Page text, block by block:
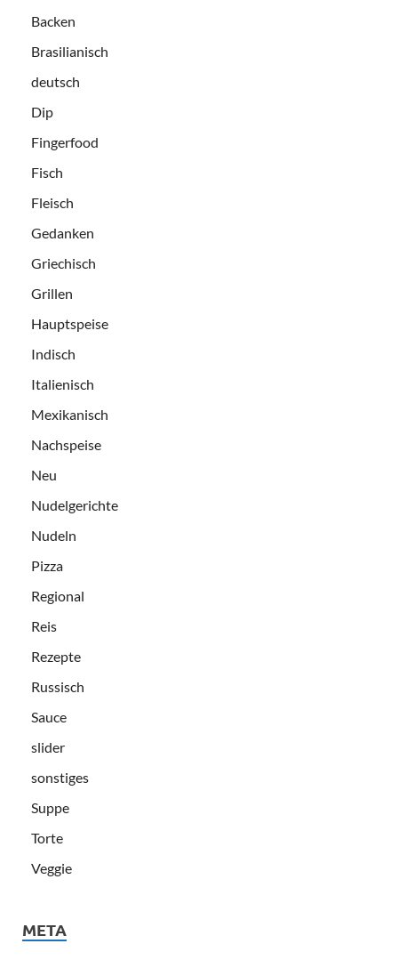
Backen
Brasilianisch
deutsch
Dip
Fingerfood
Fisch
Fleisch
Gedanken
Griechisch
Grillen
Hauptspeise
Indisch
Italienisch
Mexikanisch
Nachspeise
Neu
Nudelgerichte
Nudeln
Pizza
Regional
Reis
Rezepte
Russisch
Sauce
slider
sonstiges
Suppe
Torte
Veggie
META